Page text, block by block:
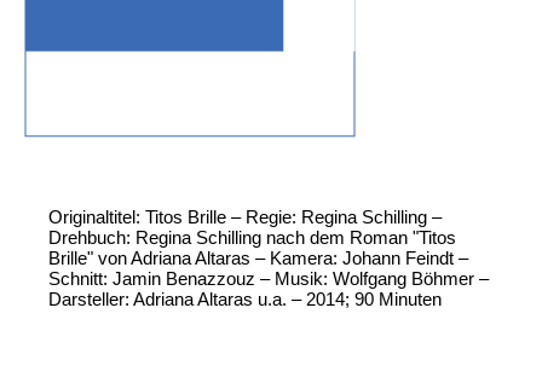
Originaltitel: Titos Brille – Regie: Regina Schilling –
Drehbuch: Regina Schilling nach dem Roman "Titos
Brille" von Adriana Altaras – Kamera: Johann Feindt –
Schnitt: Jamin Benazzouz – Musik: Wolfgang Böhmer –
Darsteller: Adriana Altaras u.a. – 2014; 90 Minuten